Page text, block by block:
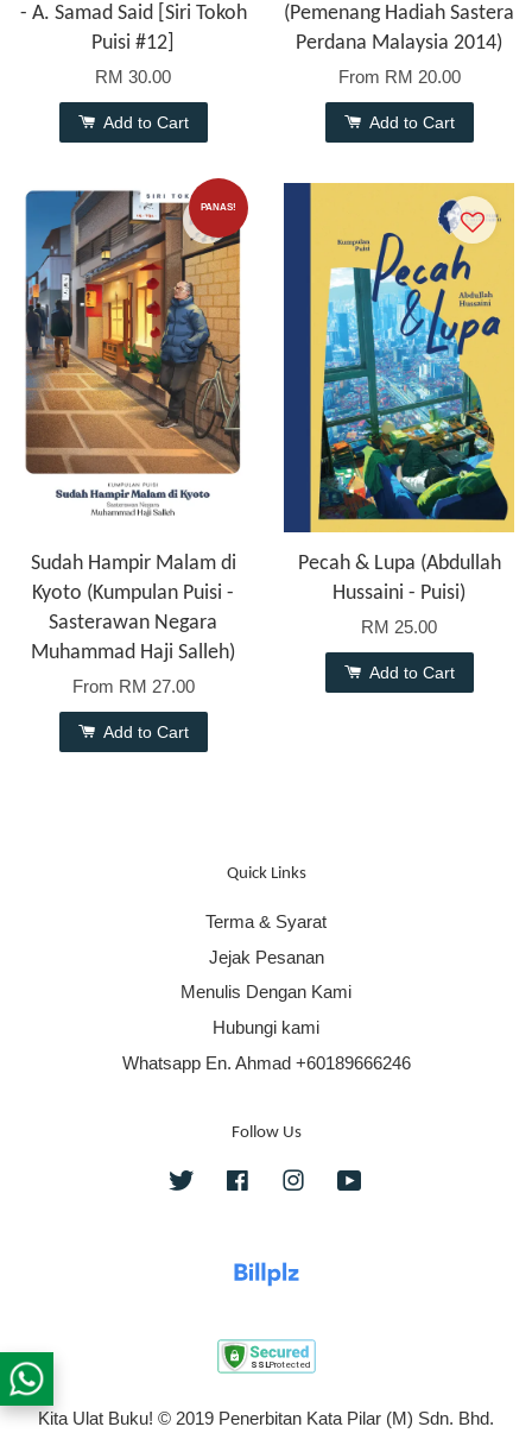
- A. Samad Said [Siri Tokoh
Puisi #12]
RM 30.00
Add to Cart
(Pemenang Hadiah Sastera
Perdana Malaysia 2014)
From RM 20.00
Add to Cart
PANAS!
Sudah Hampir Malam di
Kyoto (Kumpulan Puisi -
Sasterawan Negara
Muhammad Haji Salleh)
From RM 27.00
Add to Cart
Pecah & Lupa (Abdullah
Hussaini - Puisi)
RM 25.00
Add to Cart
Quick Links
Terma & Syarat
Jejak Pesanan
Menulis Dengan Kami
Hubungi kami
Whatsapp En. Ahmad +60189666246
Follow Us
Twitter FacebookInstagram
Kita Ulat Buku! © 2019 Penerbitan Kata Pilar (M) Sdn. Bhd.